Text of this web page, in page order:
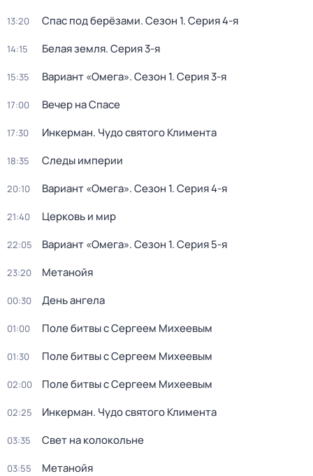
13:20 Спас под берёзами. Сезон 1. Серия 4-я
14:15 Белая земля. Серия 3-я
15:35 Вариант «Омега». Сезон 1. Серия 3-я
17:00 Вечер на Спасе
17:30 Инкерман. Чудо святого Климента
18:35 Следы империи
20:10 Вариант «Омега». Сезон 1. Серия 4-я
21:40 Церковь и мир
22:05 Вариант «Омега». Сезон 1. Серия 5-я
23:20 Метанойя
00:30 День ангела
01:00 Поле битвы с Сергеем Михеевым
01:30 Поле битвы с Сергеем Михеевым
02:00 Поле битвы с Сергеем Михеевым
02:25 Инкерман. Чудо святого Климента
03:35 Свет на колокольне
03:55 Метанойя